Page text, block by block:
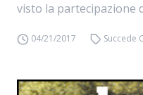
visto la partecipazione
04/21/2017 Succede